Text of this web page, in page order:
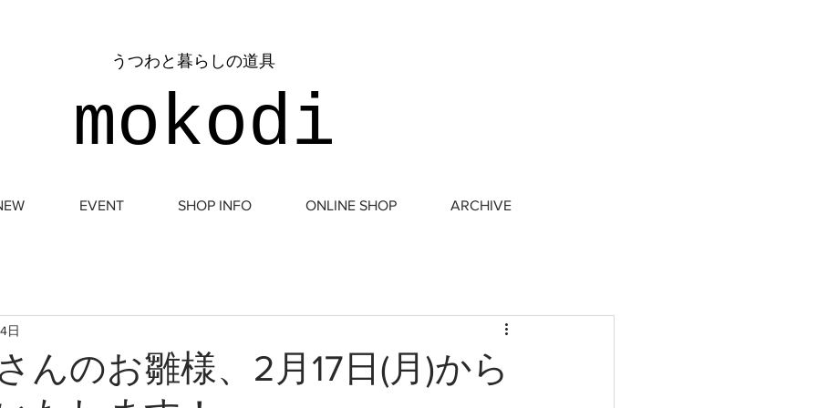
​うつわと暮らしの道具
mokodi
EVENT SHOP INFO ONLINE SHOP ARCHIVE
んのお雛様、2月17日(月)から
日